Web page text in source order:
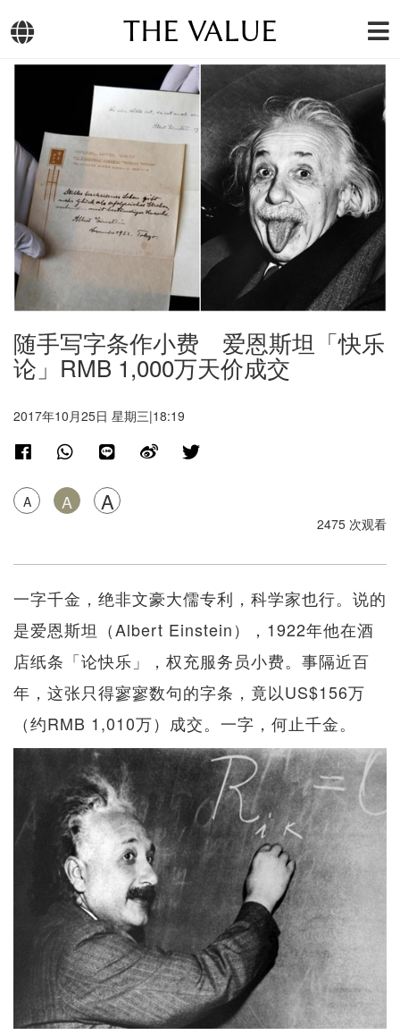
THE VALUE
随手写字条作小费 爱恩斯坦「快乐
论」RMB 1,000万天价成交
2017年10月25日 星期三|18:19
A A A
2475 次观看
一字千金，绝非文豪大儒专利，科学家也行。说的
是爱恩斯坦（Albert Einstein），1922年他在酒
店纸条「论快乐」，权充服务员小费。事隔近百
年，这张只得寥寥数句的字条，竟以US$156万
（约RMB 1,010万）成交。一字，何止千金。